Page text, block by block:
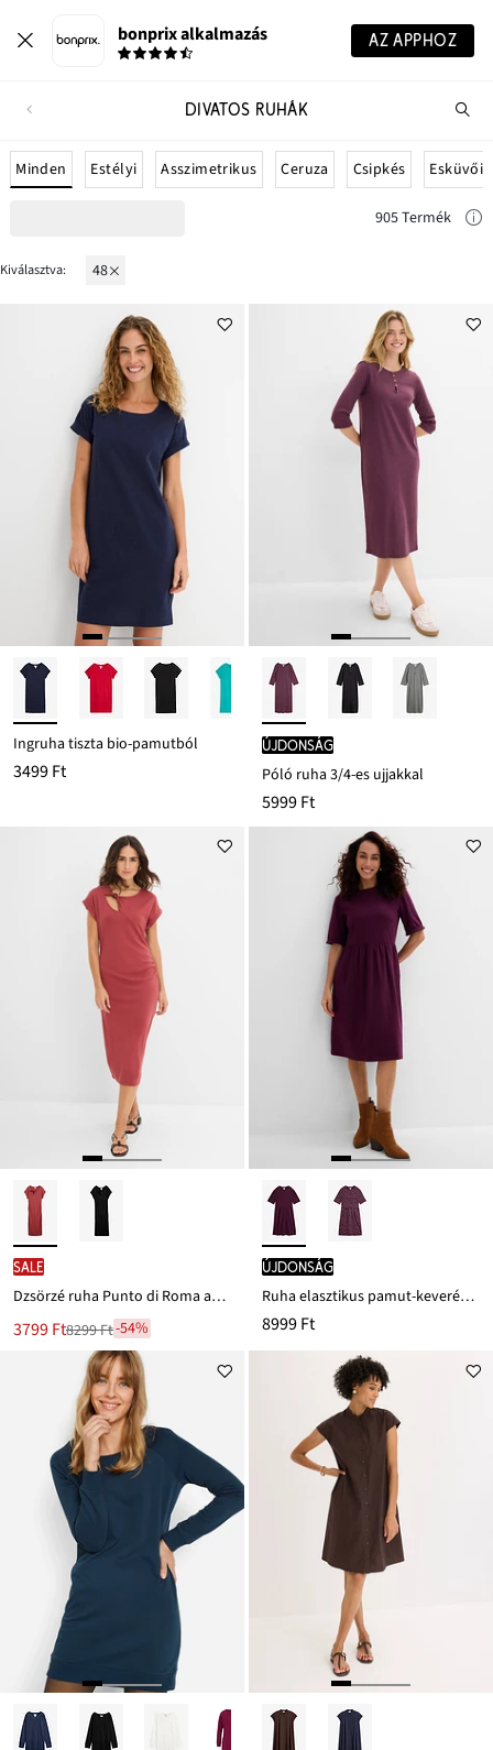
bonprix alkalmazás AZ APPHOZ
DIVATOS RUHÁK
Minden Estélyi Asszimetrikus Ceruza Csipkés Esküvői
905 Termék
Kiválasztva: 48
Ingruha tiszta bio-pamutból
3499 Ft
újdonság
Póló ruha 3/4-es ujjakkal
5999 Ft
SALE
Dzsörzé ruha Punto di Roma anyagból
Új
3799 Ft
Leárazva8299 Ft-54%
újdonság
Ruha elasztikus pamut-keverékből
8999 Ft